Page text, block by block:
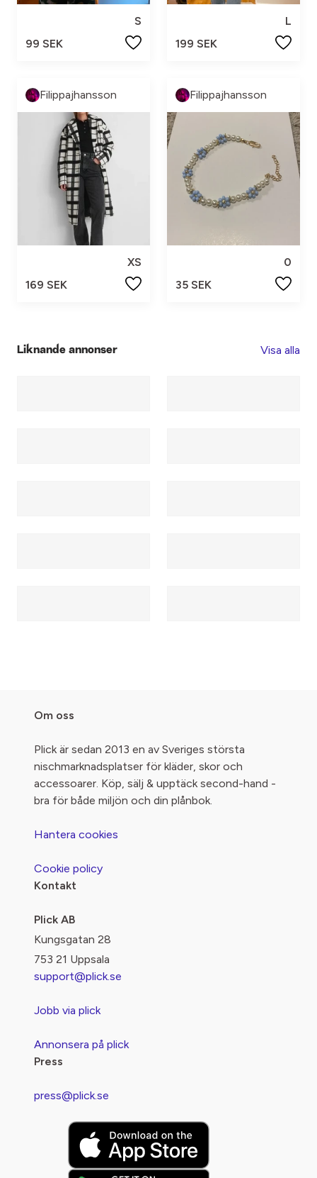
S
99 SEK
L
199 SEK
Filippajhansson
XS
169 SEK
Filippajhansson
0
35 SEK
Liknande annonser Visa alla
Om oss
Plick är sedan 2013 en av Sveriges största
nischmarknadsplatser för kläder, skor och
accessoarer. Köp, sälj & upptäck second-hand -
bra för både miljön och din plånbok.
Hantera cookies
Cookie policy
Kontakt
Plick AB
Kungsgatan 28
753 21 Uppsala
support@plick.se
Jobb via plick
Annonsera på plick
Press
press@plick.se